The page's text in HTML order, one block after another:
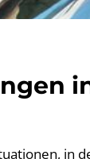
in